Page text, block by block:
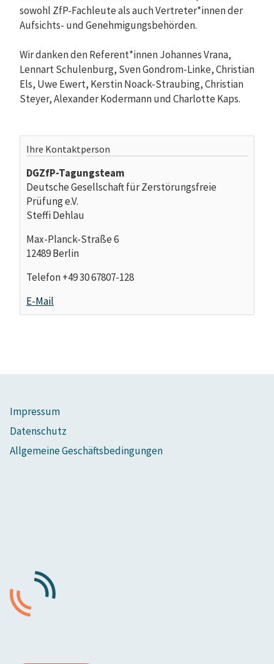
sowohl ZfP-Fachleute als auch Vertreter*innen der
Aufsichts- und Genehmigungsbehörden.
Wir danken den Referent*innen Johannes Vrana,
Lennart Schulenburg, Sven Gondrom-Linke, Christian
Els, Uwe Ewert, Kerstin Noack-Straubing, Christian
Steyer, Alexander Kodermann und Charlotte Kaps.
Ihre Kontaktperson
DGZfP-Tagungsteam
Deutsche Gesellschaft für Zerstörungsfreie
Prüfung e.V.
Steffi Dehlau
Max-Planck-Straße 6
12489 Berlin
Telefon +49 30 67807-128
E-Mail
Impressum
Datenschutz
Allgemeine Geschäftsbedingungen